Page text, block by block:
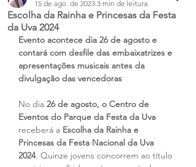
Escolha da Rainha e Princesas da Festa
da Uva 2024
15 de ago. de 2023 3 min de leitura
Evento acontece dia 26 de agosto e
contará com desfile das embaixatrizes e
apresentações musicais antes da
divulgação das vencedoras
No dia 26 de agosto, o Centro de
Eventos do Parque da Festa da Uva
receberá a Escolha da Rainha e
Princesas da Festa Nacional da Uva
2024. Quinze jovens concorrem ao título